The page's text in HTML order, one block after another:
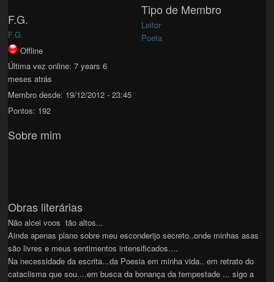
F.G.
F.G.
Offline
Última vez online: 7 years 6
meses atrás
Membro desde: 19/12/2012 - 23:45
Pontos: 192
Tipo de Membro
Leitor
Poeta
Sobre mim
Obras literárias
Não alcei voos tão altos...
Ainda apenas plano sobre meu esconderijo secreto..onde minhas asas
são livres e meus sentimentos intensificados....
Na necessidade da escrita...da Poesia em minha vida.. em retrato do
cataclisma que sou....em busca da bonança da tempestade ... sigo a